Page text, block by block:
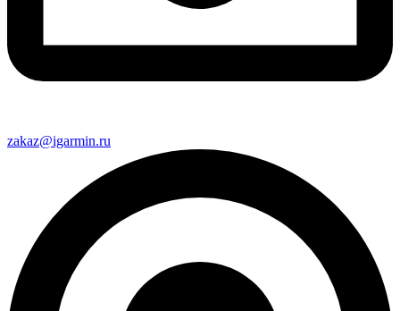
zakaz@igarmin.ru